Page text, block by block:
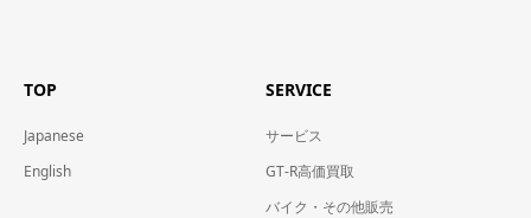
TOP
Japanese
English
SERVICE
サービス
GT-R高価買取
バイク・その他販売